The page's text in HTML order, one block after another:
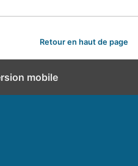
Retour en haut de page
mobile